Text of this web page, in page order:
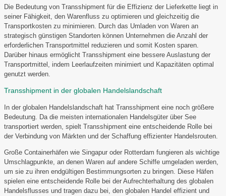
Die Bedeutung von Transshipment für die Effizienz der Lieferkette liegt in
seiner Fähigkeit, den Warenfluss zu optimieren und gleichzeitig die
Transportkosten zu minimieren. Durch das Umladen von Waren an
strategisch günstigen Standorten können Unternehmen die Anzahl der
erforderlichen Transportmittel reduzieren und somit Kosten sparen.
Darüber hinaus ermöglicht Transshipment eine bessere Auslastung der
Transportmittel, indem Leerlaufzeiten minimiert und Kapazitäten optimal
genutzt werden.
Transshipment in der globalen Handelslandschaft
In der globalen Handelslandschaft hat Transshipment eine noch größere
Bedeutung. Da die meisten internationalen Handelsgüter über See
transportiert werden, spielt Transshipment eine entscheidende Rolle bei
der Verbindung von Märkten und der Schaffung effizienter Handelsrouten.
Große Containerhäfen wie Singapur oder Rotterdam fungieren als wichtige
Umschlagpunkte, an denen Waren auf andere Schiffe umgeladen werden,
um sie zu ihren endgültigen Bestimmungsorten zu bringen. Diese Häfen
spielen eine entscheidende Rolle bei der Aufrechterhaltung des globalen
Handelsflusses und tragen dazu bei, den globalen Handel effizient und